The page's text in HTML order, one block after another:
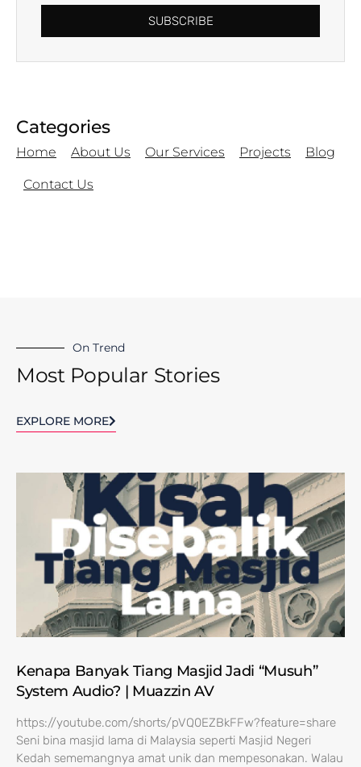
SUBSCRIBE
Categories
Home About Us Our Services Projects Blog
Contact Us
On Trend
Most Popular Stories
EXPLORE MORE
Kenapa Banyak Tiang Masjid Jadi “Musuh”
System Audio? | Muazzin AV
https://youtube.com/shorts/pVQ0EZBkFFw?feature=share
Seni bina masjid lama di Malaysia seperti Masjid Negeri
Kedah sememangnya amat unik dan mempesonakan. Walau